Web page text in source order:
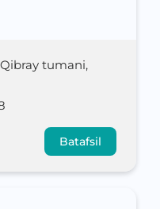
tumani,
Batafsil